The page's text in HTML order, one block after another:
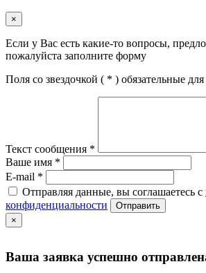
×
Если у Вас есть какие-то вопросы,
пожалуйста заполните форму
Поля со звездочкой ( * ) обязательные
Текст сообщения *
Ваше имя *
E-mail *
Отправляя данные, вы соглашаетесь с
конфиденциальности
Отправить
×
Ваша заявка успешно